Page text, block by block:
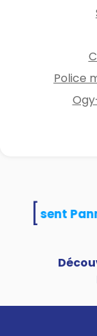
Police
utilisent